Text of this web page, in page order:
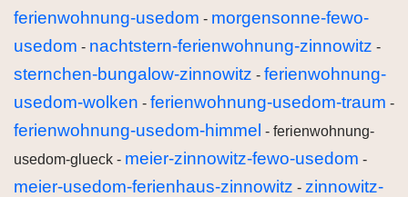
ferienwohnung-usedom - morgensonne-fewo-
usedom - nachtstern-ferienwohnung-zinnowitz -
sternchen-bungalow-zinnowitz - ferienwohnung-
usedom-wolken - ferienwohnung-usedom-traum -
ferienwohnung-usedom-himmel - ferienwohnung-
usedom-glueck - meier-zinnowitz-fewo-usedom -
meier-usedom-ferienhaus-zinnowitz - zinnowitz-